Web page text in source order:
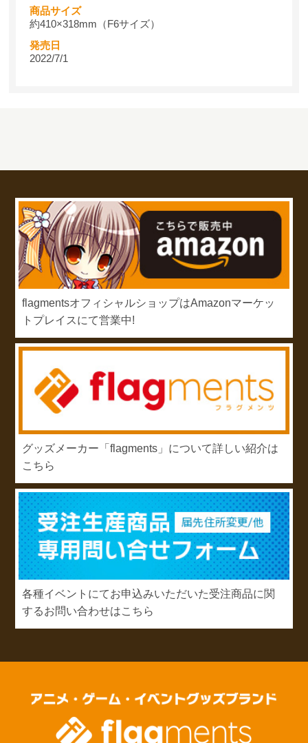
商品サイズ
約410×318mm（F6サイズ）
発売日
2022/7/1
flagmentsオフィシャルショップはAmazonマーケッ
トプレイスにて営業中!
グッズメーカー「flagments」について詳しい紹介は
こちら
各種イベントにてお申込みいただいた受注商品に関
するお問い合わせはこちら